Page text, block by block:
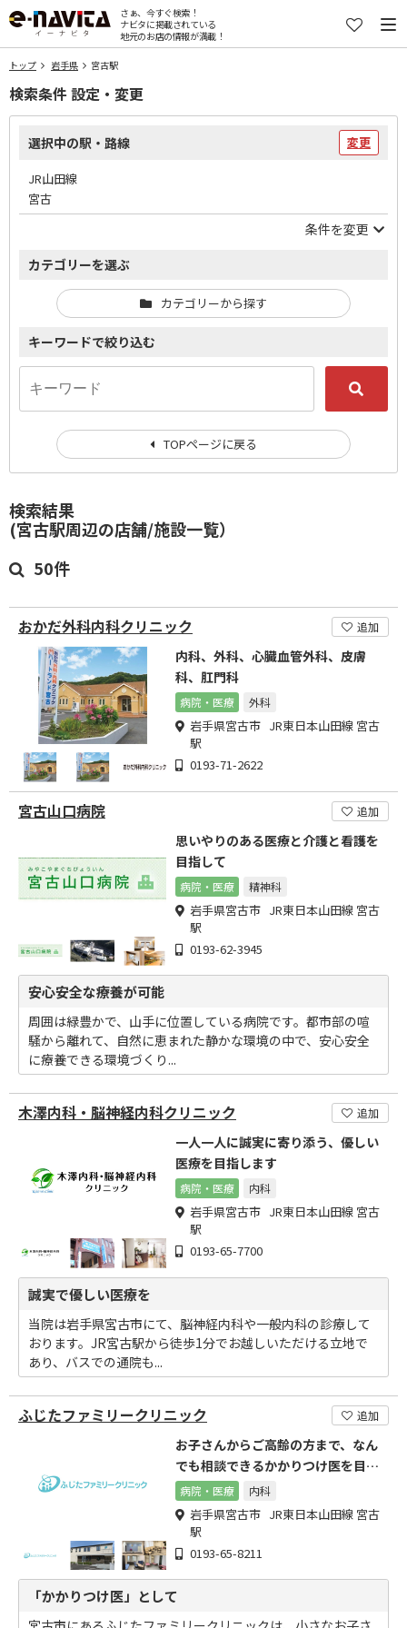
さぁ、今すぐ検索！
ナビタに掲載されている
地元のお店の情報が満載！
トップ 岩手県 宮古駅
検索結果
(宮古駅周辺の店舗/施設一覧）
50件
おかだ外科内科クリニック 追加
内科、外科、心臓血管外科、皮膚
科、肛門科
病院・医療 外科
岩手県宮古市 JR東日本山田線 宮古
駅
0193-71-2622
宮古山口病院 追加
思いやりのある医療と介護と看護を
目指して
病院・医療 精神科
岩手県宮古市 JR東日本山田線 宮古
駅
0193-62-3945
安心安全な療養が可能
周囲は緑豊かで、山手に位置している病院です。都市部の喧
騒から離れて、自然に恵まれた静かな環境の中で、安心安全
に療養できる環境づくり...
木澤内科・脳神経内科クリニック 追加
一人一人に誠実に寄り添う、優しい
医療を目指します
病院・医療 内科
岩手県宮古市 JR東日本山田線 宮古
駅
0193-65-7700
誠実で優しい医療を
当院は岩手県宮古市にて、脳神経内科や一般内科の診療して
おります。JR宮古駅から徒歩1分でお越しいただける立地で
あり、バスでの通院も...
ふじたファミリークリニック 追加
お子さんからご高齢の方まで、なん
でも相談できるかかりつけ医を目指
します
病院・医療 内科
岩手県宮古市 JR東日本山田線 宮古
駅
0193-65-8211
「かかりつけ医」として
検索条件 設定・変更
選択中の駅・路線 変更
JR山田線
宮古
条件を変更
カテゴリーを選ぶ
カテゴリーから探す
キーワードで絞り込む
TOPページに戻る